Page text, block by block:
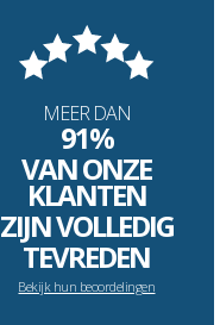
MEER DAN
91%
VAN ONZE
KLANTEN
ZIJN VOLLEDIG
TEVREDEN
Bekijk hun beoordelingen